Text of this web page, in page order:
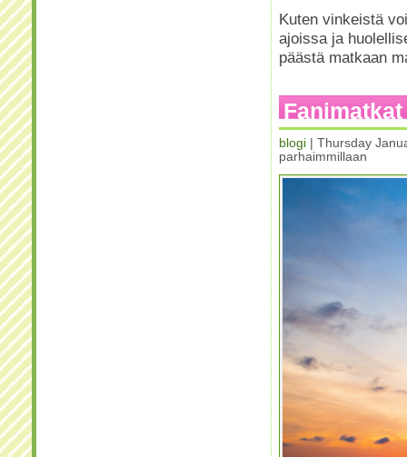
Kuten vinkeistä
ajoissa ja
päästä matkaan
blogi | Thursday
parhaimmillaan